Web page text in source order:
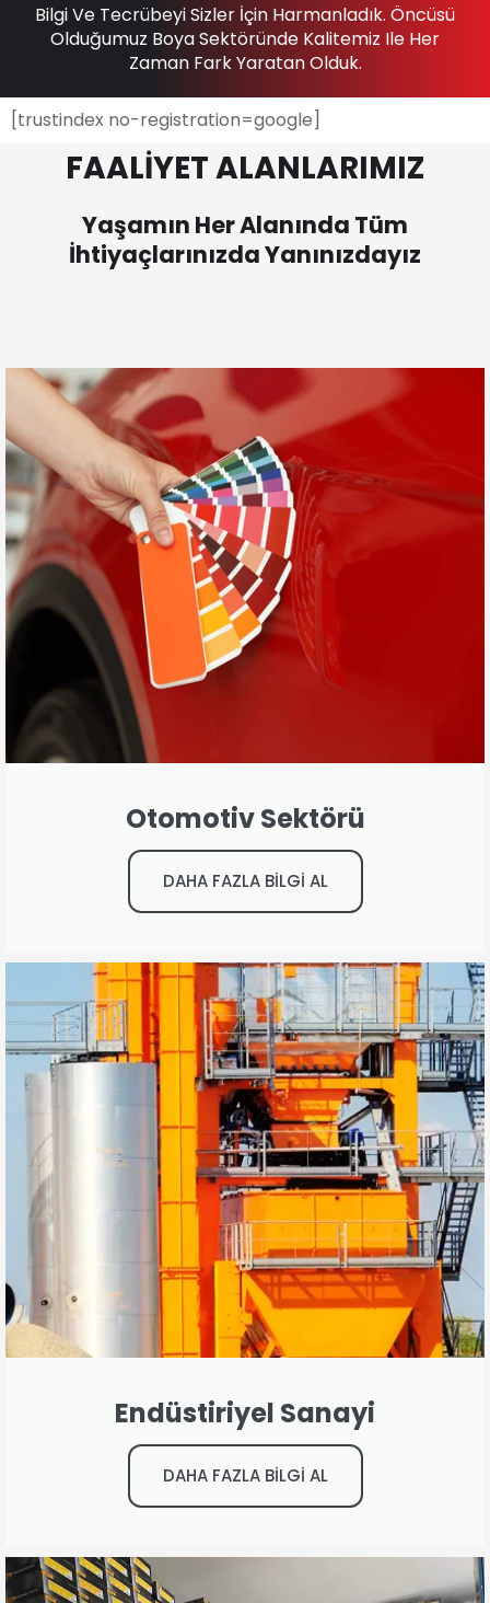
Bilgi Ve Tecrübeyi Sizler İçin Harmanladık. Öncüsü
Olduğumuz Boya Sektöründe Kalitemiz Ile Her
Zaman Fark Yaratan Olduk.
[trustindex no-registration=google]
FAALİYET ALANLARIMIZ
Yaşamın Her Alanında Tüm
İhtiyaçlarınızda Yanınızdayız
Otomotiv Sektörü
DAHA FAZLA BİLGİ AL
Endüstiriyel Sanayi
DAHA FAZLA BİLGİ AL